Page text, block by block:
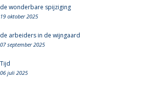
de wonderbare spijziging
19 oktober 2025
de arbeiders in de wijngaard
07 september 2025
Tijd
06 juli 2025